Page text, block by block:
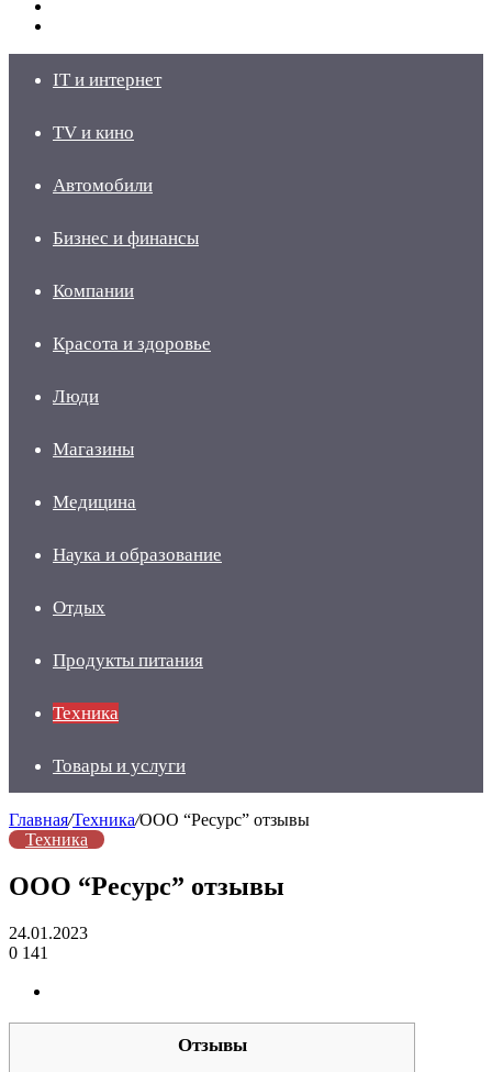
IT и интернет
TV и кино
Автомобили
Бизнес и финансы
Компании
Красота и здоровье
Люди
Магазины
Медицина
Наука и образование
Отдых
Продукты питания
Техника
Товары и услуги
Главная/Техника/ООО “Ресурс” отзывы
Техника
ООО “Ресурс” отзывы
24.01.2023
0 141
Отзывы